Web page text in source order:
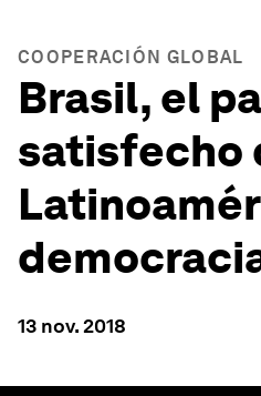
COOPERACIÓN GLOBAL
Brasil, el
satisfecho
13 nov. 2018